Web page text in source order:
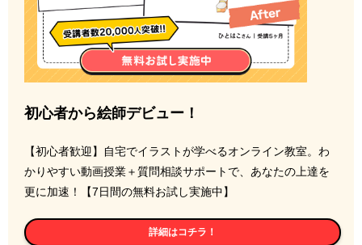
初心者から絵師デビュー！
【初心者歓迎】自宅でイラストが学べるオンライン教室。わ
かりやすい動画授業＋質問相談サポートで、あなたの上達を
更に加速！【7日間の無料お試し実施中】
詳細はコチラ！